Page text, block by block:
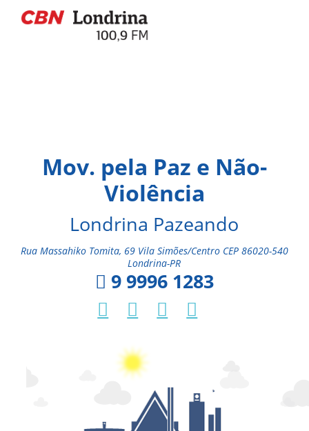
Mov. pela Paz e Não-
Violência
Londrina Pazeando
Rua Massahiko Tomita, 69 Vila Simões/Centro CEP 86020-540
Londrina-PR
9 9996 1283